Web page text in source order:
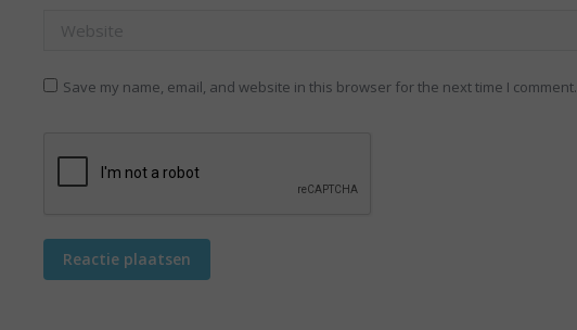
Website
Save my name, email, and website in this browser for the next time I comment.
Reactie plaatsen